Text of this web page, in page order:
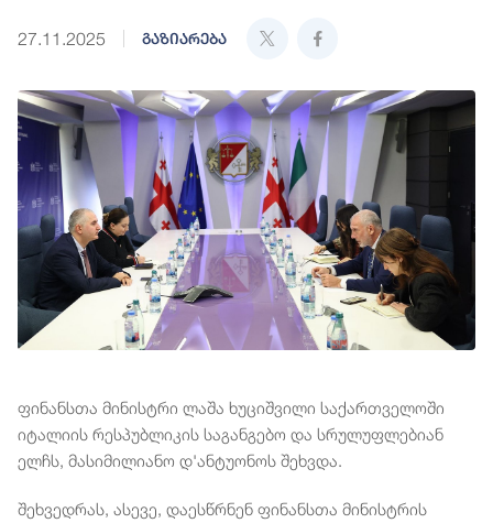
27.11.2025 გაზიარება
ფინანსთა მინისტრი ლაშა ხუციშვილი საქართველოში
იტალიის რესპუბლიკის საგანგებო და სრულუფლებიან
ელჩს, მასიმილიანო დ'ანტუონოს შეხვდა.
შეხვედრას, ასევე, დაესწრნენ ფინანსთა მინისტრის